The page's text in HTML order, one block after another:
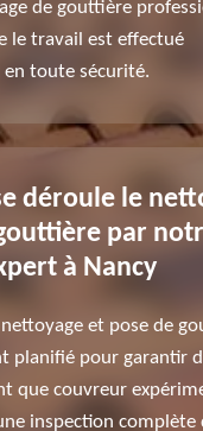
de gouttière
le travail est effectué
toute sécurité.
déroule le
par
à Nancy
nettoyage et pose de
planifié pour garantir
que couvreur
inspection complète